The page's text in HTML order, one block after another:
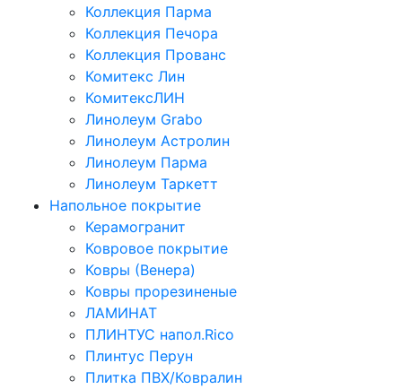
Коллекция Парма
Коллекция Печора
Коллекция Прованс
Комитекс Лин
КомитексЛИН
Линолеум Grabo
Линолеум Астролин
Линолеум Парма
Линолеум Таркетт
Напольное покрытие
Керамогранит
Ковровое покрытие
Ковры (Венера)
Ковры прорезиненые
ЛАМИНАТ
ПЛИНТУС напол.Rico
Плинтус Перун
Плитка ПВХ/Ковралин